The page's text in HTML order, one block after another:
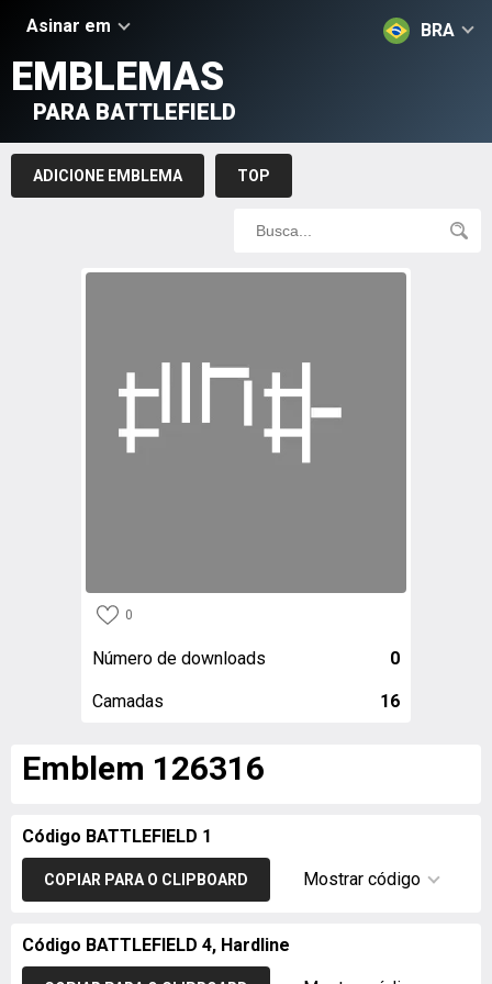
Asinar em BRA
EMBLEMAS
PARA BATTLEFIELD
ADICIONE EMBLEMA TOP
0
Número de downloads 0
Camadas 16
Emblem 126316
Código BATTLEFIELD 1
COPIAR PARA O CLIPBOARD Mostrar código
Código BATTLEFIELD 4, Hardline